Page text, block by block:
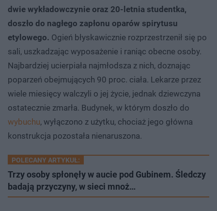
dwie wykładowczynie oraz 20-letnia studentka,
doszło do nagłego zapłonu oparów spirytusu
etylowego. Ogień błyskawicznie rozprzestrzenił się po
sali, uszkadzając wyposażenie i raniąc obecne osoby.
Najbardziej ucierpiała najmłodsza z nich, doznając
poparzeń obejmujących 90 proc. ciała. Lekarze przez
wiele miesięcy walczyli o jej życie, jednak dziewczyna
ostatecznie zmarła. Budynek, w którym doszło do
wybuchu, wyłączono z użytku, chociaż jego główna
konstrukcja pozostała nienaruszona.
POLECANY ARTYKUŁ:
Trzy osoby spłonęły w aucie pod Gubinem. Śledczy
badają przyczyny, w sieci mnoż…